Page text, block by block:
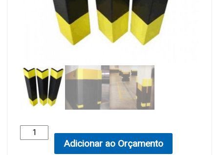
Protetores
de
Adicionar ao Orçamento